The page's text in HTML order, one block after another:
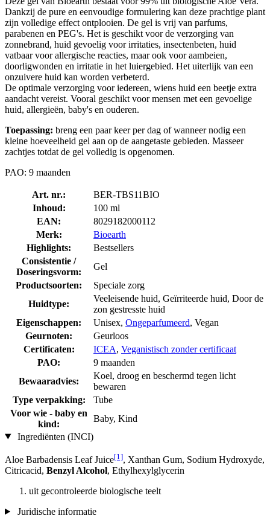
Dankzij de pure en eenvoudige formulering kan deze prachtige plant
zijn volledige effect ontplooien. De gel is vrij van parfums,
parabenen en PEG's. Het is geschikt voor de verzorging van
zonnebrand, huid gevoelig voor irritaties, insectenbeten, huid
vatbaar voor allergische reacties, maar ook voor aambeien,
doorligwonden en irritatie in het luiergebied. Het uiterlijk van een
onzuivere huid kan worden verbeterd.
De optimale verzorging voor iedereen, wiens huid een beetje extra
aandacht vereist. Vooral geschikt voor mensen met een gevoelige
huid, allergieën, baby's en ouderen.
Toepassing: breng een paar keer per dag of wanneer nodig een
kleine hoeveelheid gel aan op de aangetaste gebieden. Masseer
zachtjes totdat de gel volledig is opgenomen.
PAO: 9 maanden
Art. nr.:
BER-TBS11BIO
Inhoud:
100 ml
EAN:
8029182000112
Merk:
Bioearth
Highlights:
Bestsellers
Consistentie /
Doseringsvorm:
Gel
Productsoorten:
Speciale zorg
Huidtype:
Veeleisende huid, Geïrriteerde huid, Door de
zon gestresste huid
Eigenschappen:
Unisex, Ongeparfumeerd, Vegan
Geurnoten:
Geurloos
Certificaten:
ICEA, Veganistisch zonder certificaat
PAO:
9 maanden
Bewaaradvies:
Koel, droog en beschermd tegen licht
bewaren
Type verpakking:
Tube
Voor wie - baby en
kind:
Baby, Kind
Ingrediënten (INCI)
Aloe Barbadensis Leaf Juice[1], Xanthan Gum, Sodium Hydroxyde,
Citricacid, Benzyl Alcohol, Ethylhexylglycerin
uit gecontroleerde biologische teelt
Juridische informatie